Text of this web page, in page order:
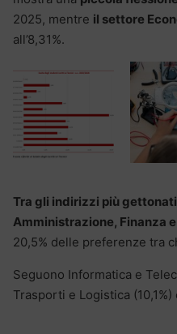
2025, mentre il settore
all’8,31%.
Tra gli indirizzi più
Amministrazione, Finanza
20,5% delle preferenze tra
Seguono Informatica e
Trasporti e Logistica (10,1%)